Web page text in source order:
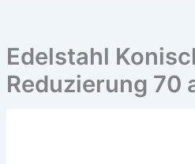
Edelstahl
Reduzierung 70